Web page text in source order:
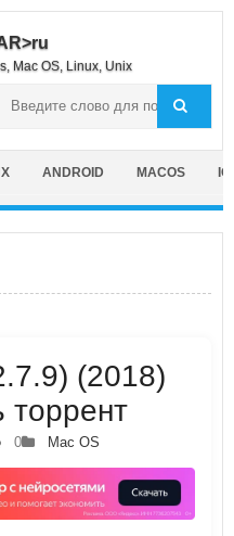
Mac OS, Linux, Unix
ANDROID MACOS
(2018)
торрент
0 Mac OS